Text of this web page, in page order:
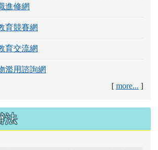
進修網
育競賽網
育交流網
濫用諮詢網
[ more... ]
法